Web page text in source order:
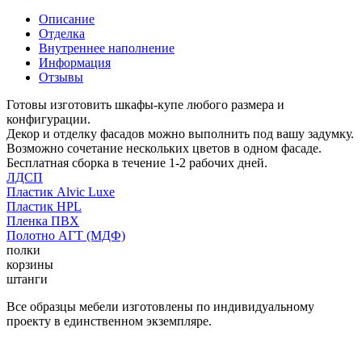
Описание
Отделка
Внутреннее наполнение
Информация
Отзывы
Готовы изготовить шкафы-купе любого размера и
конфигурации.
Декор и отделку фасадов можно выполнить под вашу задумку.
Возможно сочетание нескольких цветов в одном фасаде.
Бесплатная сборка в течение 1-2 рабочих дней.
ЛДСП
Пластик Alvic Luxe
Пластик HPL
Пленка ПВХ
Полотно АГТ (МДФ)
полки
корзины
штанги
Все образцы мебели изготовлены по индивидуальному
проекту в единственном экземпляре.